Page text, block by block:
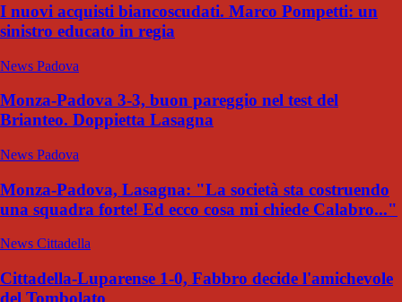
I nuovi acquisti biancoscudati. Marco Pompetti: un
sinistro educato in regia
News Padova
Monza-Padova 3-3, buon pareggio nel test del
Brianteo. Doppietta Lasagna
News Padova
Monza-Padova, Lasagna: "La società sta costruendo
una squadra forte! Ed ecco cosa mi chiede Calabro..."
News Cittadella
Cittadella-Luparense 1-0, Fabbro decide l'amichevole
del Tombolato